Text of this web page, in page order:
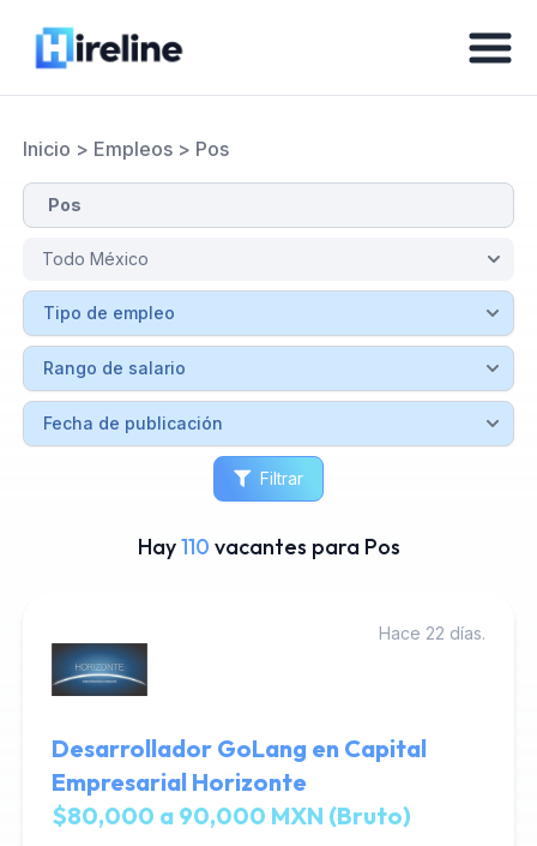
Inicio > Empleos> Pos
Filtrar
Hay110 vacantes para Pos
Hace 22 días.
Desarrollador GoLang en Capital
Empresarial Horizonte
$80,000 a 90,000 MXN (Bruto)